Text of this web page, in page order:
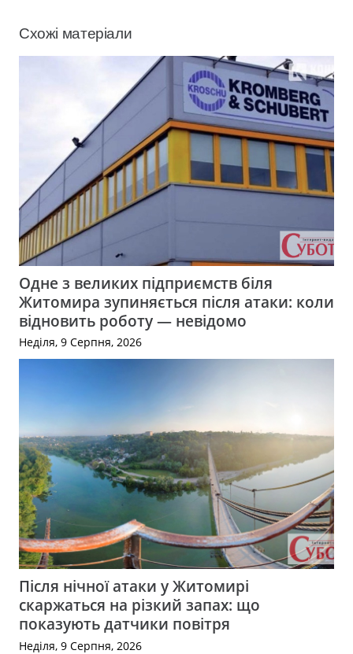
Схожі матеріали
Одне з великих підприємств біля
Житомира зупиняється після атаки: коли
відновить роботу — невідомо
Неділя, 9 Серпня, 2026
Після нічної атаки у Житомирі
скаржаться на різкий запах: що
показують датчики повітря
Неділя, 9 Серпня, 2026